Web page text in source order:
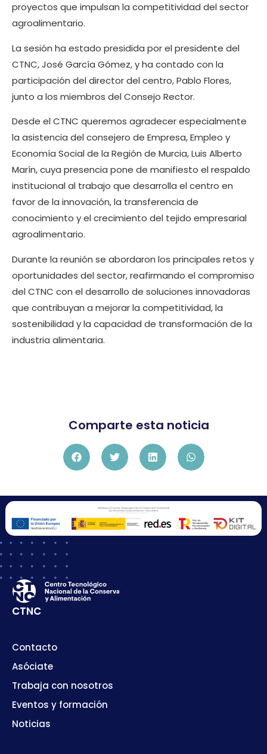
proyectos que impulsan la competitividad del sector
agroalimentario.
La sesión ha estado presidida por el presidente del
CTNC, José García Gómez, y ha contado con la
participación del director del centro, Pablo Flores,
junto a los miembros del Consejo Rector.
Desde el CTNC queremos agradecer especialmente
la asistencia del consejero de Empresa, Empleo y
Economía Social de la Región de Murcia, Luis Alberto
Marín, cuya presencia pone de manifiesto el respaldo
institucional al trabajo que desarrolla el centro en
favor de la innovación, la transferencia de
conocimiento y el crecimiento del tejido empresarial
agroalimentario.
Durante la reunión se abordaron los principales retos y
oportunidades del sector, reafirmando el compromiso
del CTNC con el desarrollo de soluciones innovadoras
que contribuyan a mejorar la competitividad, la
sostenibilidad y la capacidad de transformación de la
industria alimentaria.
Comparte esta noticia
CTNC
Contacto
Asóciate
Trabaja con nosotros
Eventos y formación
Noticias